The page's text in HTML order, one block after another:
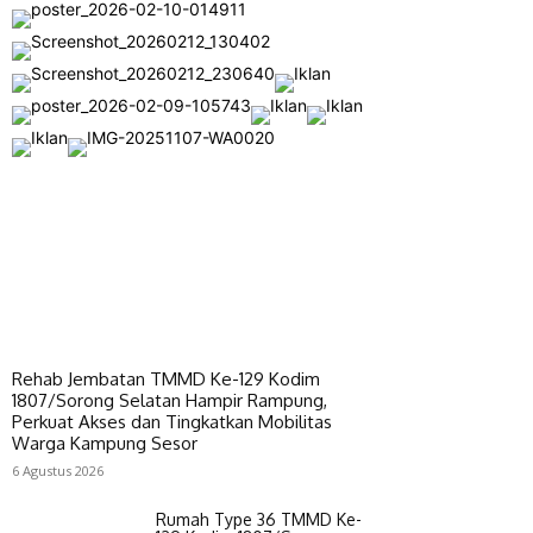
Rehab Jembatan TMMD Ke-129 Kodim
1807/Sorong Selatan Hampir Rampung,
Perkuat Akses dan Tingkatkan Mobilitas
Warga Kampung Sesor
6 Agustus 2026
Rumah Type 36 TMMD Ke-